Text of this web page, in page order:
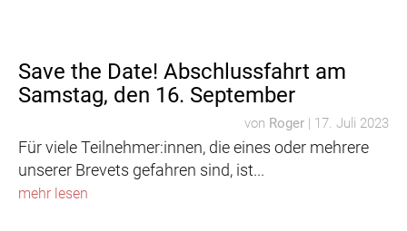
Save the Date! Abschlussfahrt am
Samstag, den 16. September
von Roger | 17. Juli 2023
Für viele Teilnehmer:innen, die eines oder mehrere
unserer Brevets gefahren sind, ist...
mehr lesen